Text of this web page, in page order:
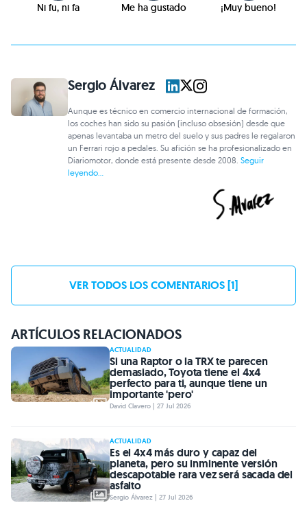
Ni fu, ni fa Me ha gustado ¡Muy bueno!
Sergio Álvarez
Aunque es técnico en comercio internacional de formación,
los coches han sido su pasión (incluso obsesión) desde que
apenas levantaba un metro del suelo y sus padres le regalaron
un Ferrari rojo a pedales. Su afición se ha profesionalizado en
Diariomotor, donde está presente desde 2008.Seguir
leyendo...
VER TODOS LOS COMENTARIOS [1]
ARTÍCULOS RELACIONADOS
ACTUALIDAD
Si una Raptor o la TRX te parecen
demasiado, Toyota tiene el 4x4
perfecto para ti, aunque tiene un
importante 'pero'
David Clavero | 27 Jul 2026
ACTUALIDAD
Es el 4x4 más duro y capaz del
planeta, pero su inminente versión
descapotable rara vez será sacada del
asfalto
Sergio Álvarez | 27 Jul 2026